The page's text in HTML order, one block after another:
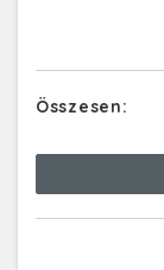
Összesen: